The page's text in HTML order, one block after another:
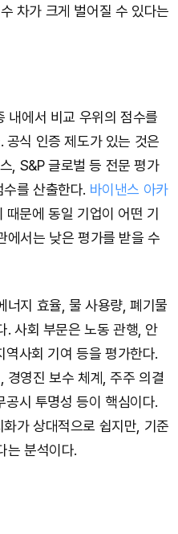
차가 크게 벌어질 수 있다는
내에서 비교 우위의 점수를
공식 인증 제도가 있는 것은
, S&P 글로벌 등 전문 평가
를 산출한다. 바이낸스 아카
때문에 동일 기업이 어떤 기
에서는 낮은 평가를 받을 수
너지 효율, 물 사용량, 폐기물
. 사회 부문은 노동 관행, 안
사회 기여 등을 평가한다.
경영진 보수 체계, 주주 의결
시 투명성 등이 핵심이다.
가 상대적으로 쉽지만, 기준
는 분석이다.